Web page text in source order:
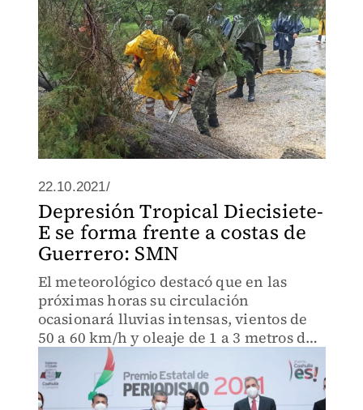
22.10.2021/
Depresión Tropical Diecisiete-
E se forma frente a costas de
Guerrero: SMN
El meteorológico destacó que en las
próximas horas su circulación
ocasionará lluvias intensas, vientos de
50 a 60 km/h y oleaje de 1 a 3 metros de
altura en Guerrero y Oaxaca.